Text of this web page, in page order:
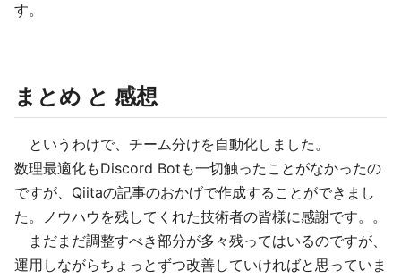
す。
まとめ と 感想
というわけで、チーム分けを自動化しました。
数理最適化もDiscord Botも一切触ったことがなかったの
ですが、Qiitaの記事のおかげで作成することができまし
た。ノウハウを残してくれた技術者の皆様に感謝です。。
まだまだ調整すべき部分が多々残ってはいるのですが、
運用しながらちょっとずつ改善していければと思っていま